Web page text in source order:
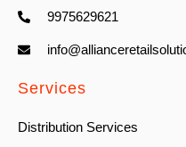
9975629621
Services
Distribution Services